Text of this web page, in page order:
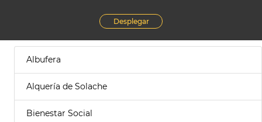
Desplegar
Albufera
Alquería de Solache
Bienestar Social